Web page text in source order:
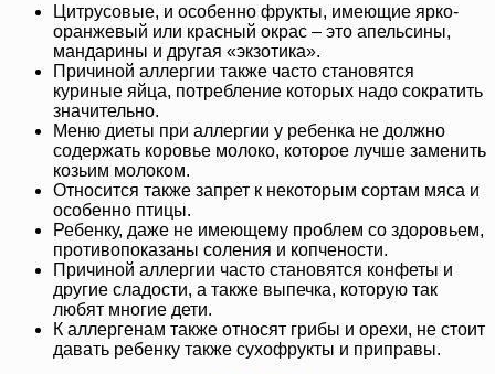
Цитрусовые, и особенно фрукты, имеющие ярко-
оранжевый или красный окрас – это апельсины,
мандарины и другая «экзотика».
Причиной аллергии также часто становятся
куриные яйца, потребление которых надо сократить
значительно.
Меню диеты при аллергии у ребенка не должно
содержать коровье молоко, которое лучше заменить
козьим молоком.
Относится также запрет к некоторым сортам мяса и
особенно птицы.
Ребенку, даже не имеющему проблем со здоровьем,
противопоказаны соления и копчености.
Причиной аллергии часто становятся конфеты и
другие сладости, а также выпечка, которую так
любят многие дети.
К аллергенам также относят грибы и орехи, не стоит
давать ребенку также сухофрукты и приправы.